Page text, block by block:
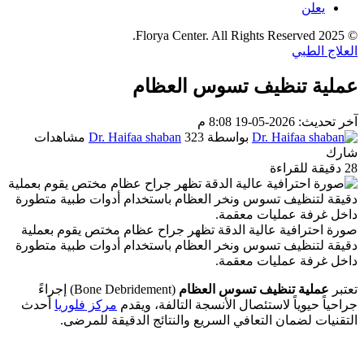
يعلن
© 2025 Florya Center. All Rights Reserved.
العلاج الطبي
عملية تنظيف تسوس العظام
آخر تحديث: 2026-05-19 8:08 م
بواسطة
Dr. Haifaa shaban 323 مشاهدات
شارك
28 دقيقة للقراءة
صورة احترافية عالية الدقة تظهر جراح عظام مختص يقوم بعملية
دقيقة لتنظيف تسوس ونخر العظام باستخدام أدوات طبية متطورة
داخل غرفة عمليات معقمة.
تعتبر عملية تنظيف تسوس العظام
(Bone Debridement) إجراءً
جراحياً حيوياً لاستئصال الأنسجة التالفة، ويقدم مركز فلوريا أحدث
التقنيات لضمان التعافي السريع والنتائج الدقيقة للمرضى.